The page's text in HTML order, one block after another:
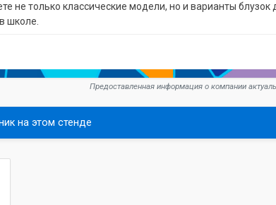
не только классические модели, но и варианты блузок
школе.
Предоставленная информация о компании
на этом стенде